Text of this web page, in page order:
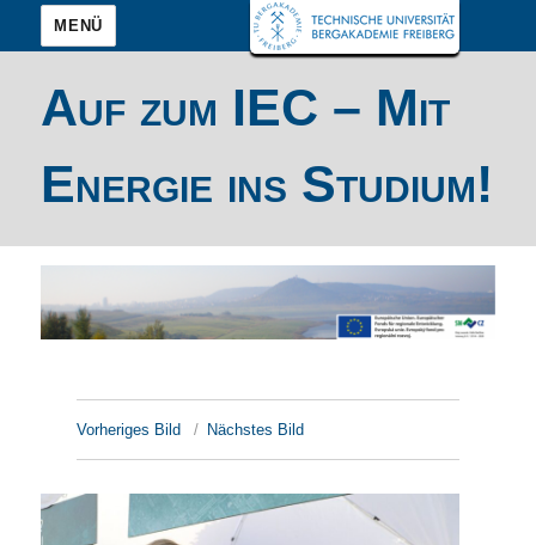
MENÜ
Auf zum IEC – Mit
Energie ins Studium!
Vorheriges Bild Nächstes Bild